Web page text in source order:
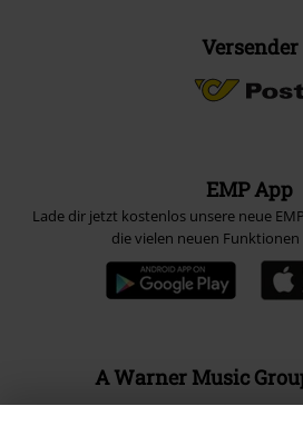
Versender
EMP App
Lade dir jetzt kostenlos unsere neue
die vielen neuen
A Warner Music